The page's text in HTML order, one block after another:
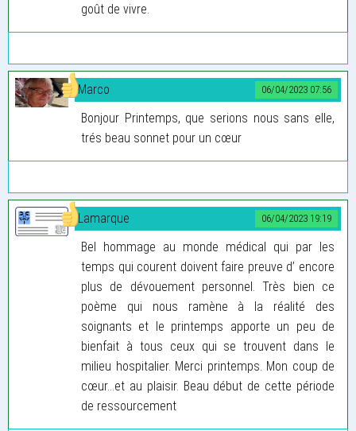
goût de vivre.
06/04/2023 07:56
Marco
Bonjour Printemps, que serions nous sans elle,
trés beau sonnet pour un cœur
06/04/2023 19:19
Lamarque
Bel hommage au monde médical qui par les
temps qui courent doivent faire preuve d’ encore
plus de dévouement personnel. Très bien ce
poème qui nous ramène à la réalité des
soignants et le printemps apporte un peu de
bienfait à tous ceux qui se trouvent dans le
milieu hospitalier. Merci printemps. Mon coup de
cœur…et au plaisir. Beau début de cette période
de ressourcement